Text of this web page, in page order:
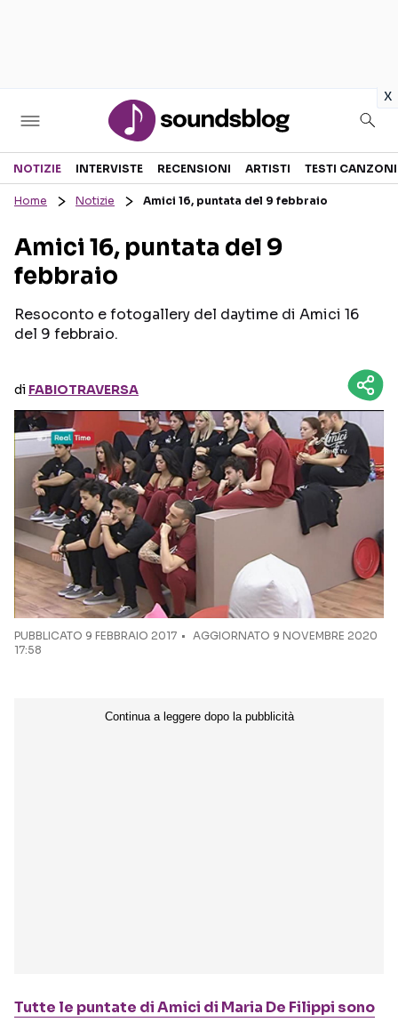
x
Sezioni
RECENSIONI MUSICALI
INTERVISTE
GOSSIP E CURIOSITÀ
TESTI CANZONI
TALENT SHOW
Seguici sui social
NOTIZIE INTERVISTE RECENSIONI ARTISTI TESTI CANZONI
Home Notizie Amici 16, puntata del 9 febbraio
Amici 16, puntata del 9
febbraio
Resoconto e fotogallery del daytime di Amici 16
del 9 febbraio.
di FABIOTRAVERSA
PUBBLICATO 9 FEBBRAIO 2017
AGGIORNATO 9 NOVEMBRE 2020
17:58
Tutte le puntate di Amici di Maria De Filippi sono